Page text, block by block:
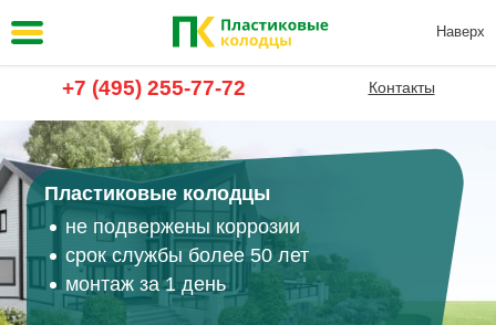
Наверх
+7 (495) 255-77-72 Контакты
Пластиковые колодцы
не подвержены коррозии
срок службы более 50 лет
монтаж за 1 день